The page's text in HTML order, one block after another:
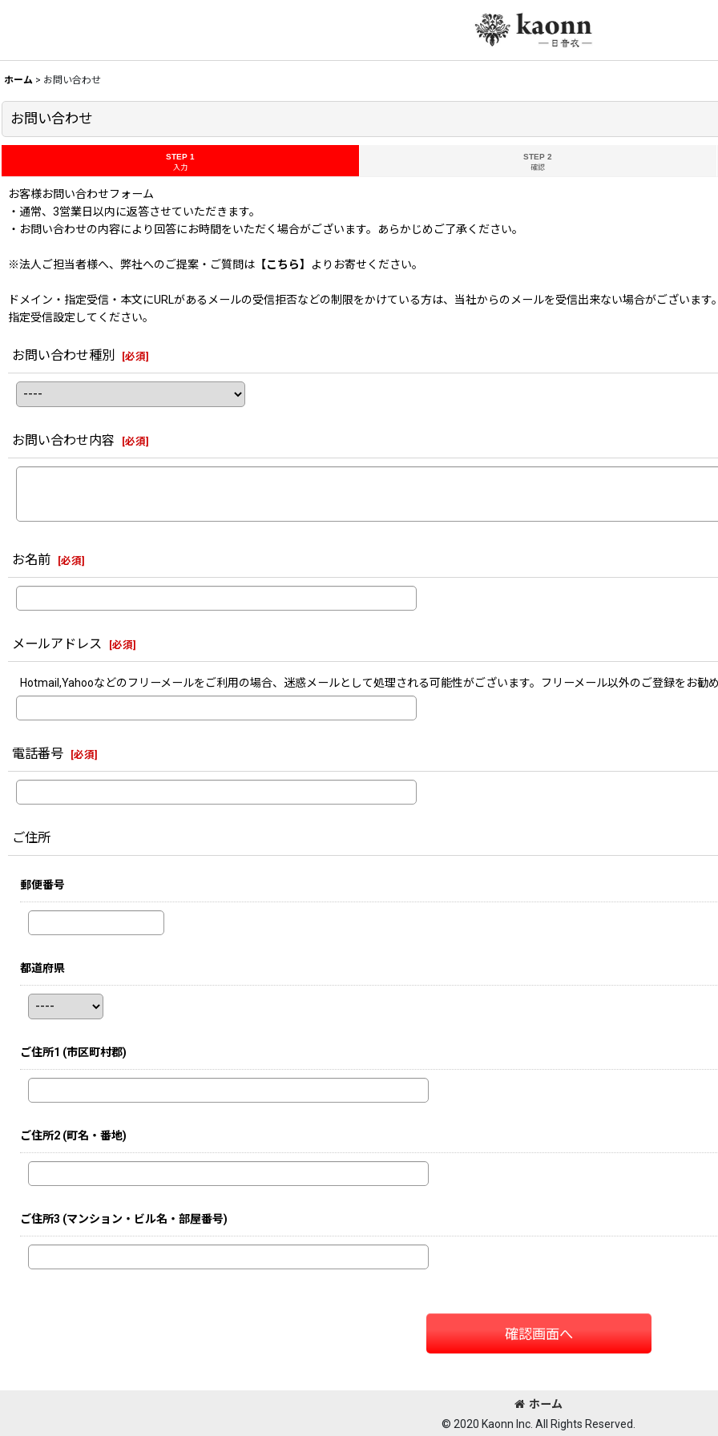
ホーム > お問い合わせ
お問い合わせ
STEP 1
入力
STEP 2
確認
お客様お問い合わせフォーム
・通常、3営業日以内に返答させていただきます。
・お問い合わせの内容により回答にお時間をいただく場合がございます。あらかじめご了承ください。
※法人ご担当者様へ、弊社へのご提案・ご質問は 【こちら】 よりお寄せください。
ドメイン・指定受信・本文にURLがあるメールの受信拒否などの制限をかけている方は、当社からのメールを受信出来ない場合がございま
指定受信設定してください。
お問い合わせ種別 [必須]
お問い合わせ内容 [必須]
お名前 [必須]
メールアドレス [必須]
Hotmail,Yahooなどのフリーメールをご利用の場合、迷惑メールとして処理される可能性がございます。フリーメール以外のご登録をお勧め
電話番号 [必須]
ご住所
郵便番号
都道府県
ご住所1 (市区町村郡)
ご住所2 (町名・番地)
ご住所3 (マンション・ビル名・部屋番号)
確認画面へ
ホーム
© 2020 Kaonn Inc. All Rights Reserved.